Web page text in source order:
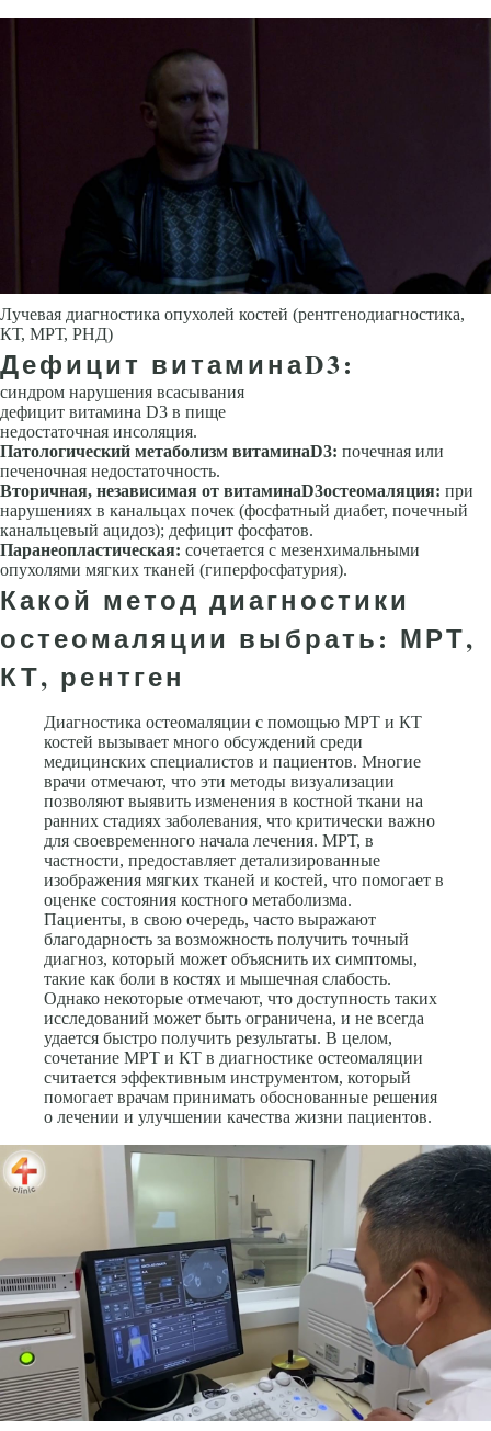
Лучевая диагностика опухолей костей (рентгенодиагностика,
КТ, МРТ, РНД)
Дефицит витаминаD3:
синдром нарушения всасывания
дефицит витамина D3 в пище
недостаточная инсоляция.
Патологический метаболизм витаминаD3: почечная или
печеночная недостаточность.
Вторичная, независимая от витаминаD3остеомаляция: при
нарушениях в канальцах почек (фосфатный диабет, почечный
канальцевый ацидоз); дефицит фосфатов.
Паранеопластическая: сочетается с мезенхимальными
опухолями мягких тканей (гиперфосфатурия).
Какой метод диагностики
остеомаляции выбрать: МРТ,
КТ, рентген
Диагностика остеомаляции с помощью МРТ и КТ
костей вызывает много обсуждений среди
медицинских специалистов и пациентов. Многие
врачи отмечают, что эти методы визуализации
позволяют выявить изменения в костной ткани на
ранних стадиях заболевания, что критически важно
для своевременного начала лечения. МРТ, в
частности, предоставляет детализированные
изображения мягких тканей и костей, что помогает в
оценке состояния костного метаболизма.
Пациенты, в свою очередь, часто выражают
благодарность за возможность получить точный
диагноз, который может объяснить их симптомы,
такие как боли в костях и мышечная слабость.
Однако некоторые отмечают, что доступность таких
исследований может быть ограничена, и не всегда
удается быстро получить результаты. В целом,
сочетание МРТ и КТ в диагностике остеомаляции
считается эффективным инструментом, который
помогает врачам принимать обоснованные решения
о лечении и улучшении качества жизни пациентов.